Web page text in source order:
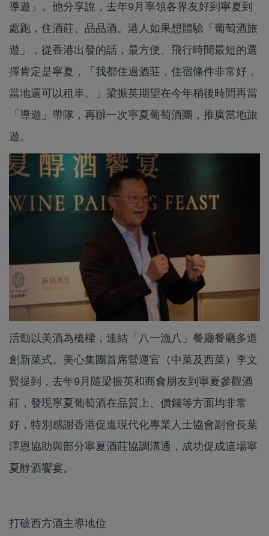
導遊」。他分享說，去年9月率領各界友好到寧夏到
處跑，住酒莊、品品酒。港人如果想體驗「葡萄酒旅
遊」，從香港出發的話，最方便、飛行時間最短的選
擇肯定是寧夏，「我都住過酒莊，住宿條件非常好，
當地還可以租車。」梁振英期望在今年稍後時間再當
「導遊」帶隊，再辦一次寧夏葡萄酒團，推廣當地旅
遊。
活動以美酒為橋樑，連結「八一漁八」餐廳餐廳多道
創新菜式。美心集團首席營運官（中菜及西菜）李文
賢提到，去年9月隨梁振英和商會朋友到寧夏參觀酒
莊，發現寧夏葡萄酒在品質上、價錢等方面均非常
好，特別感謝香港促進現代化專業人士協會副會長葉
澤恩協助與部分寧夏酒莊協調溝通，成功促成這場寧
夏醇酒饗宴。
打破西方酒主導地位